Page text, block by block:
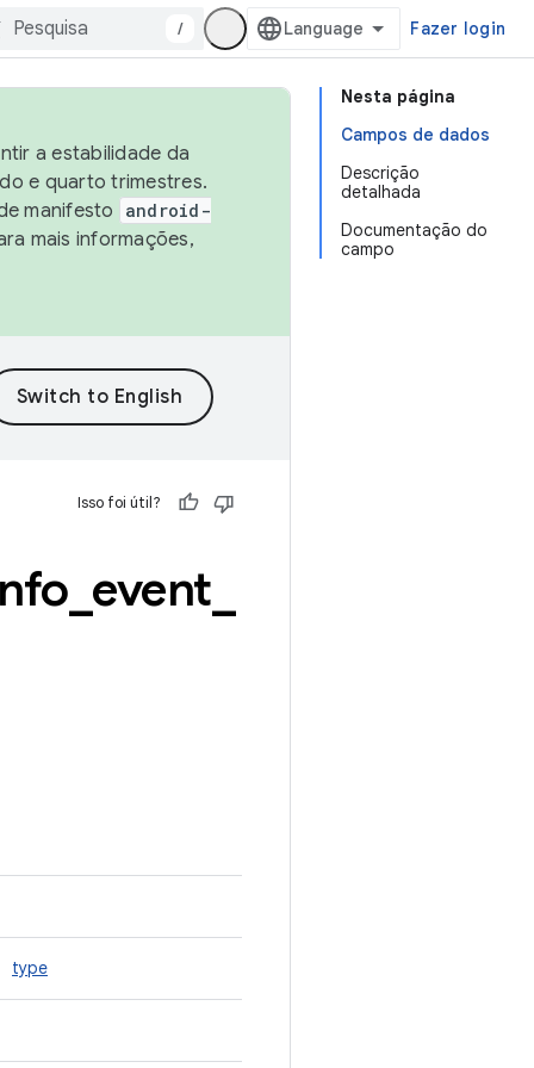
/ Fazer login
Nesta página
Campos de dados
Descrição
detalhada
Documentação do
campo
a estabilidade da
e quarto trimestres.
manifesto
android-
mais informações,
Isso foi útil?
event
type